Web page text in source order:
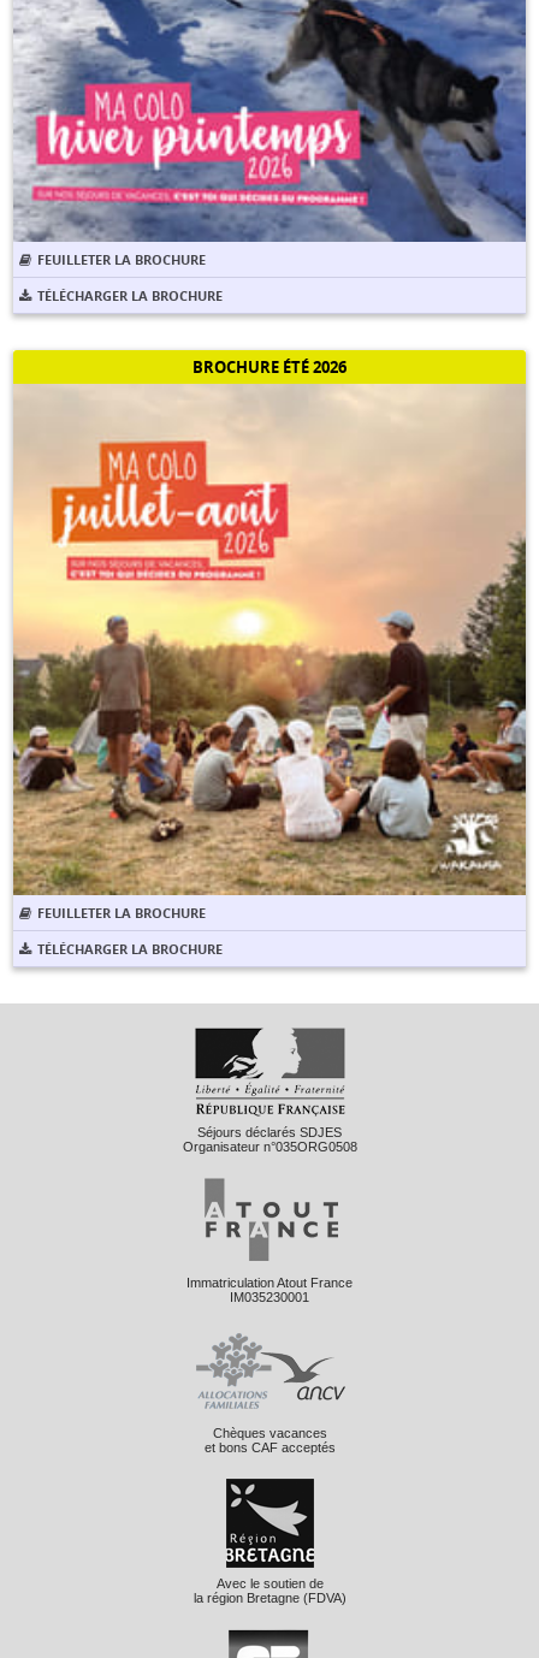
FEUILLETER LA BROCHURE
TÉLÉCHARGER LA BROCHURE
BROCHURE ÉTÉ 2026
FEUILLETER LA BROCHURE
TÉLÉCHARGER LA BROCHURE
Séjours déclarés SDJES
Organisateur n°035ORG0508
Immatriculation Atout France
IM035230001
Chèques vacances
et bons CAF acceptés
Avec le soutien de
la région Bretagne (FDVA)